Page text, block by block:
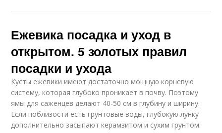
Ежевика посадка и уход в
открытом. 5 золотых правил
посадки и ухода
Кусты ежевики имеют достаточно мощную корневую
систему, которая глубоко проникает в почву. Поэтому
ямы для саженцев делают 40-50 см в глубину и ширину.
Если поблизости есть грунтовые воды, глубокую лунку
дополнительно засыпают керамзитом и сухим грунтом.